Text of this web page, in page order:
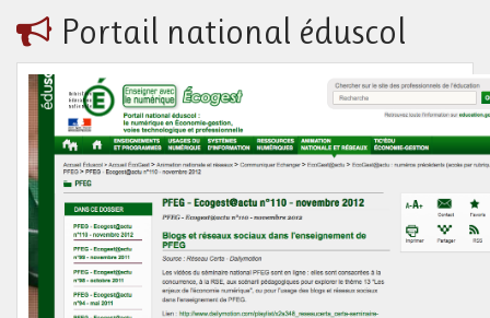
Portail national éduscol